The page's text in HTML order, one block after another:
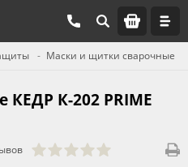
Маски и щитки сварочные
КЕДР К-202 PRIME